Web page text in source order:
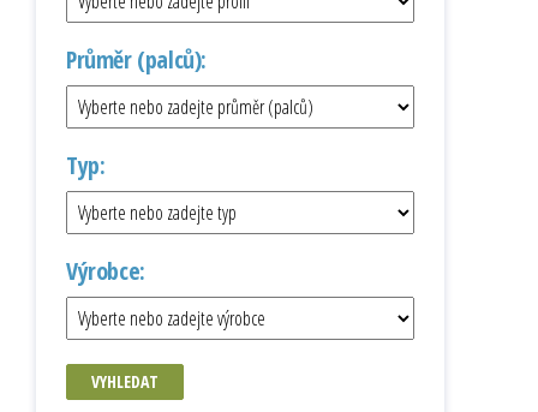
Průměr (palců):
Typ:
Výrobce:
VYHLEDAT